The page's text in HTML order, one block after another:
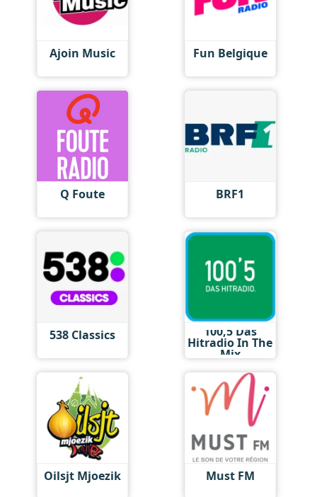
Ajoin Music Fun Belgique
Q Foute BRF1
538 Classics 100,5 Das
Hitradio In The
Mix
Oilsjt Mjoezik Must FM